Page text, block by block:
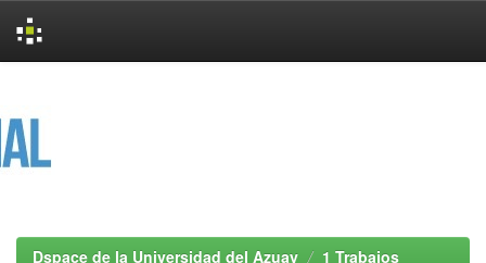
Dspace de la Universidad del Azuay
1 Trabajos